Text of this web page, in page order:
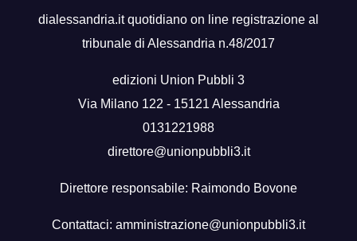
dialessandria.it quotidiano on line registrazione al
tribunale di Alessandria n.48/2017
edizioni Union Pubbli 3
Via Milano 122 - 15121 Alessandria
0131221988
direttore@unionpubbli3.it
Direttore responsabile: Raimondo Bovone
Contattaci: amministrazione@unionpubbli3.it